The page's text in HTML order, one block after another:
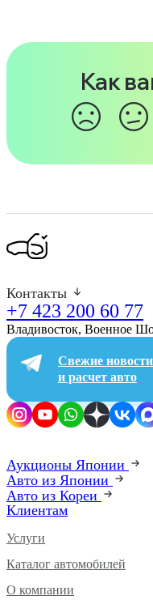
Как
Контакты
+7 423 200 60 77
Владивосток, Военное
Свежие новости
и расчет авто
Аукционы Японии
Авто из Японии
Авто из Кореи
Клиентам
Услуги
Каталог автомобилей
О компании